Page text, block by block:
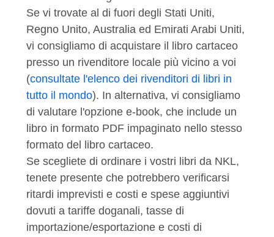
Se vi trovate al di fuori degli Stati Uniti,
Regno Unito, Australia ed Emirati Arabi Uniti,
vi consigliamo di acquistare il libro cartaceo
presso un rivenditore locale più vicino a voi
(consultate l'elenco dei rivenditori di libri in
tutto il mondo). In alternativa, vi consigliamo
di valutare l'opzione e-book, che include un
libro in formato PDF impaginato nello stesso
formato del libro cartaceo.
Se scegliete di ordinare i vostri libri da NKL,
tenete presente che potrebbero verificarsi
ritardi imprevisti e costi e spese aggiuntivi
dovuti a tariffe doganali, tasse di
importazione/esportazione e costi di